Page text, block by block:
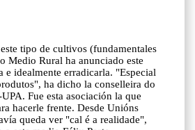
tipo de cultivos (fundamentales
Medio Rural ha anunciado este
e idealmente erradicarla. "Especial
ha dicho la conselleira do
Fue esta asociación la que
hacerle frente. Desde Unións
queda ver "cal é a realidade",